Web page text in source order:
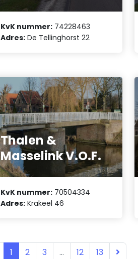
KvK nummer: 74228463
Adres: De Tellinghorst 22
Thalen &
Masselink V.O.F.
KvK nummer: 70504334
Adres: Krakeel 46
1 2 3 ... 12 13